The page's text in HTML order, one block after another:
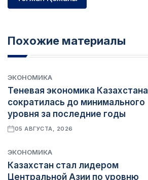
Похожие материалы
ЭКОНОМИКА
Теневая экономика Казахстана
сократилась до минимального
уровня за последние годы
05 АВГУСТА, 2026
ЭКОНОМИКА
Казахстан стал лидером
Центральной Азии по уровню